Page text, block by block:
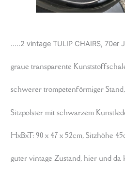
…..2 vintage TULIP CHAIRS, 70er
graue transparente
schwerer trompetenförmiger
Sitzpolster mit schwarzem
HxBxT: 90 x 47 x 52cm, Sitzhöhe
guter vintage Zustand, hier und da